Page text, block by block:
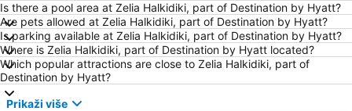
Sani Marina
Kriopigi
Develiki
Chalkidiki deutero podi
Potamos
Plaža Possidi
Fourka
Porto Carras Grand Resort Golf Club
Afytos
Is there a pool area at Zelia Halkidiki, part of Destination by Hyatt?
Are pets allowed at Zelia Halkidiki, part of Destination by Hyatt?
Is parking available at Zelia Halkidiki, part of Destination by Hyatt?
Where is Zelia Halkidiki, part of Destination by Hyatt located?
Which popular attractions are close to Zelia Halkidiki, part of
Destination by Hyatt?
Prikaži više